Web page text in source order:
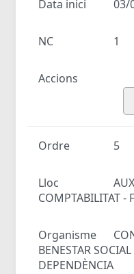
Data inici 03/
NC 1
Accions
Ordre 5
Lloc
COMPTABILITAT -
Organisme
BENESTAR
DEPENDÈNCIA